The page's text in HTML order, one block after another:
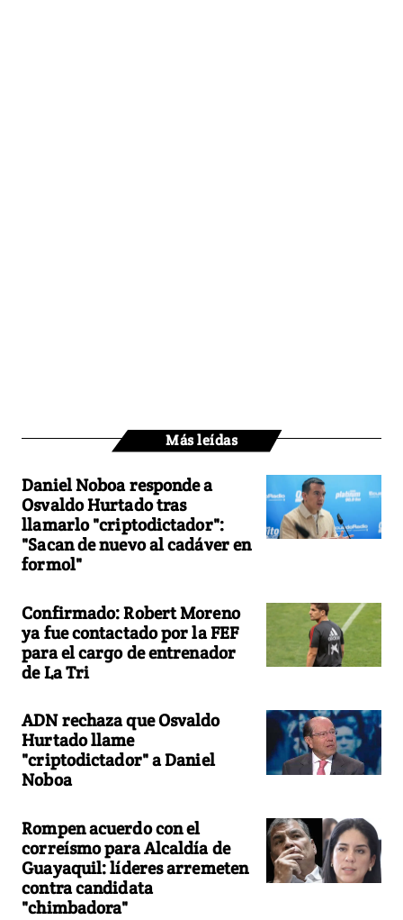
Más leídas
Daniel Noboa responde a
Osvaldo Hurtado tras
llamarlo "criptodictador":
"Sacan de nuevo al cadáver en
formol"
Confirmado: Robert Moreno
ya fue contactado por la FEF
para el cargo de entrenador
de La Tri
ADN rechaza que Osvaldo
Hurtado llame
"criptodictador" a Daniel
Noboa
Rompen acuerdo con el
correísmo para Alcaldía de
Guayaquil: líderes arremeten
contra candidata
"chimbadora"